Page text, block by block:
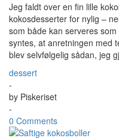
Jeg faldt over en fin lille
kokosdesserter for nylig –
som både kan serveres
syntes, at anretningen med
blev selvfølgelig sådan, jeg
dessert
-
by Piskeriset
-
0 Comments